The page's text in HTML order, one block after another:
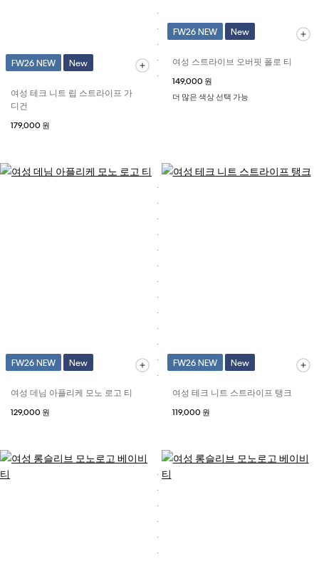
FW26 NEW New
여성 테크 니트 립 스트라이프 가
디건
179,000 원
FW26 NEW New
여성 스트라이브 오버핏 폴로 티
149,000 원
더 많은 색상 선택 가능
FW26 NEW New
여성 데님 아플리케 모노 로고 티
129,000 원
FW26 NEW New
여성 테크 니트 스트라이프 탱크
119,000 원